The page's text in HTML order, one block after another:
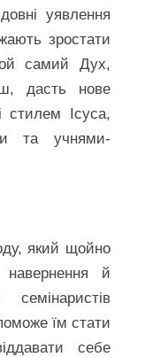
уявлення
зростати
самий Дух,
дасть нове
стилем Ісуса,
та учнями-
який щойно
й
їм стати
себе